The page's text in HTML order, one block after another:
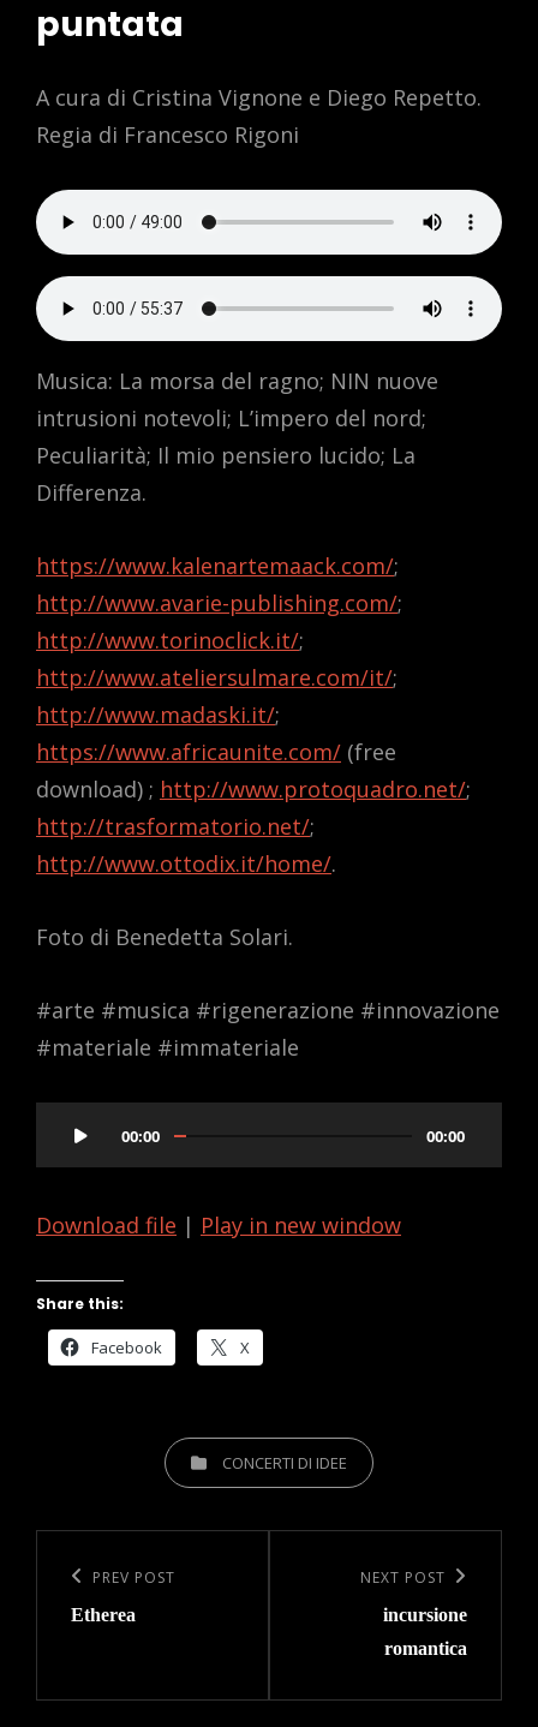
puntata
A cura di Cristina Vignone e Diego Repetto.
Regia di Francesco Rigoni
Musica: La morsa del ragno; NIN nuove
intrusioni notevoli; L’impero del nord;
Peculiarità; Il mio pensiero lucido; La
Differenza.
https://www.kalenartemaack.com/;
http://www.avarie-publishing.com/;
http://www.torinoclick.it/;
http://www.ateliersulmare.com/it/;
http://www.madaski.it/;
https://www.africaunite.com/ (free
download) ; http://www.protoquadro.net/;
http://trasformatorio.net/;
http://www.ottodix.it/home/.
Foto di Benedetta Solari.
#arte #musica #rigenerazione #innovazione
#materiale #immateriale
00:00 00:00
Download file | Play in new window
Share this:
Facebook X
CATEGORIESCONCERTI DI IDEE
navigation
Previous
Post
PREV POST
Etherea
NEXT POST
incursione
romantica